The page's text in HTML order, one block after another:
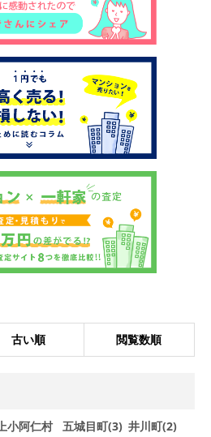
古い順 閲覧数順
上小阿仁村
五城目町(3) 井川町(2)